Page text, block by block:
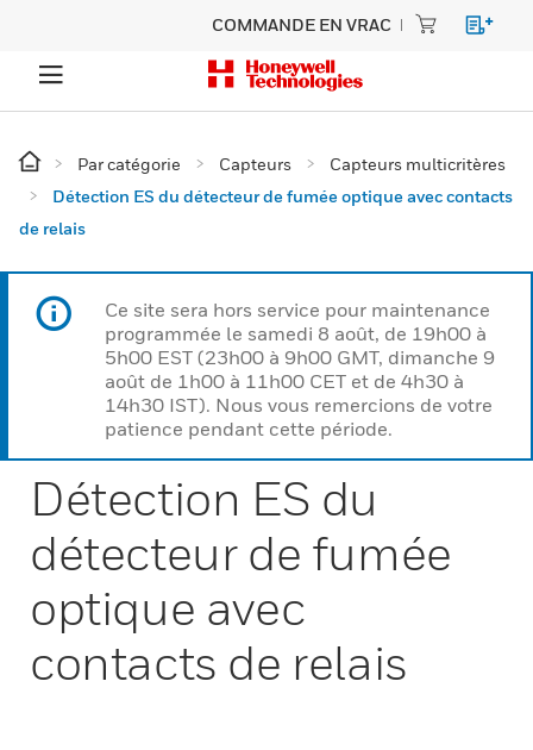
COMMANDE EN VRAC
Par catégorie Capteurs
Capteurs multicritères
Détection ES du détecteur de fumée optique avec contacts
de relais
Ce site sera hors service pour maintenance
programmée le samedi 8 août, de 19h00 à
5h00 EST (23h00 à 9h00 GMT, dimanche 9
août de 1h00 à 11h00 CET et de 4h30 à
14h30 IST). Nous vous remercions de votre
patience pendant cette période.
Détection ES du
détecteur de fumée
optique avec
contacts de relais